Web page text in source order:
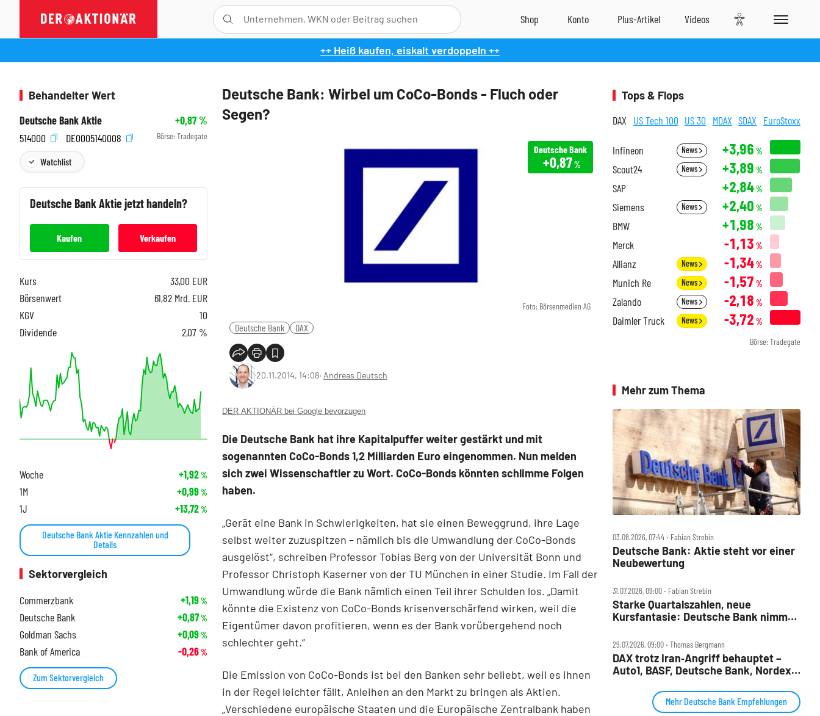
++ Heiß kaufen, eiskalt verdoppeln ++
Deutsche Bank: Wirbel um CoCo-Bonds - Fluch oder
Segen?
Foto: Börsenmedien AG
Deutsche Bank
+0,87 %
Deutsche Bank DAX
20.11.2014, 14:08‧ Andreas Deutsch
DER AKTIONÄR bei Google bevorzugen
Die Deutsche Bank hat ihre Kapitalpuffer weiter gestärkt und mit
sogenannten CoCo-Bonds 1,2 Milliarden Euro eingenommen. Nun melden
sich zwei Wissenschaftler zu Wort. CoCo-Bonds könnten schlimme Folgen
haben.
„Gerät eine Bank in Schwierigkeiten, hat sie einen Beweggrund, ihre Lage
selbst weiter zuzuspitzen – nämlich bis die Umwandlung der CoCo-Bonds
ausgelöst“, schreiben Professor Tobias Berg von der Universität Bonn und
Professor Christoph Kaserner von der TU München in einer Studie. Im Fall der
Umwandlung würde die Bank nämlich einen Teil ihrer Schulden los. „Damit
könnte die Existenz von CoCo-Bonds krisenverschärfend wirken, weil die
Eigentümer davon profitieren, wenn es der Bank vorübergehend noch
schlechter geht.“
Die Emission von CoCo-Bonds ist bei den Banken sehr beliebt, weil es ihnen
in der Regel leichter fällt, Anleihen an den Markt zu bringen als Aktien.
„Verschiedene europäische Staaten und die Europäische Zentralbank haben
Behandelter Wert
Deutsche Bank Aktie
+0,87%
514000
DE0005140008 Börse: Tradegate
Watchlist
Deutsche BankAktie jetzt handeln?
Kaufen Verkaufen
Kurs 33,00 EUR
Börsenwert
61,82 Mrd. EUR
KGV
10
Dividende
2,07 %
Woche +1,92%
1M +0,99%
1J +13,72%
Deutsche Bank Aktie Kennzahlen und
Details
Sektorvergleich
Commerzbank
+1,19%
Deutsche Bank +0,87%
Goldman Sachs +0,09%
Bank of America -0,26%
Zum Sektorvergleich
Tops & Flops
DAX US Tech 100 US 30 MDAX SDAX EuroStoxx
Infineon News +3,96 %
Scout24 News +3,89 %
SAP +2,84%
Siemens News +2,40 %
BMW +1,98 %
Merck -1,13 %
Allianz News -1,34%
Munich Re News -1,57 %
Zalando News -2,18 %
Daimler Truck News -3,72 %
Börse: Tradegate
Mehr zum Thema
03.08.2026, 07:44 ‧ Fabian Strebin
Deutsche Bank: Aktie steht vor einer
Neubewertung
31.07.2026, 09:00 ‧ Fabian Strebin
Starke Quartalszahlen, neue
Kursfantasie: Deutsche Bank nimmt
29.07.2026, 09:00 ‧ Thomas Bergmann
DAX trotz Iran‑Angriff behauptet –
Auto1, BASF, Deutsche Bank, Nordex,
Mehr Deutsche Bank Empfehlungen